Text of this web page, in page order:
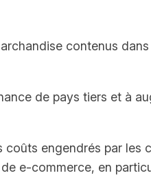
contenus
de pays tiers et à
engendrés par les
e-commerce, en